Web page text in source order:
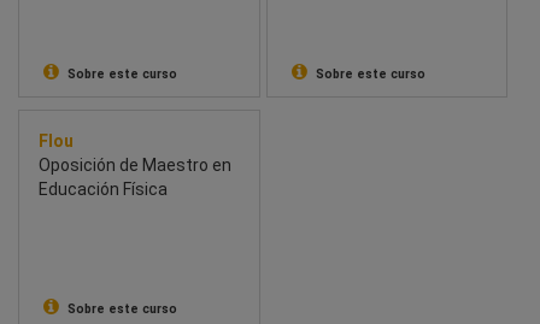
Sobre este curso Sobre este curso
Flou
Oposición de Maestro en
Educación Física
Sobre este curso